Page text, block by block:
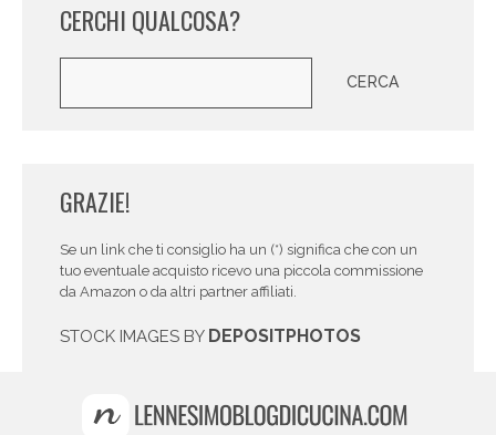
CERCHI QUALCOSA?
CERCA
GRAZIE!
Se un link che ti consiglio ha un (*) significa che con un
tuo eventuale acquisto ricevo una piccola commissione
da Amazon o da altri partner affiliati.
STOCK IMAGES BY DEPOSITPHOTOS